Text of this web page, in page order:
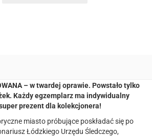
– w twardej oprawie. Powstało tylko
Każdy egzemplarz ma indywidualny
prezent dla kolekcjonera!
miasto próbujące poskładać się po
Łódzkiego Urzędu Śledczego,